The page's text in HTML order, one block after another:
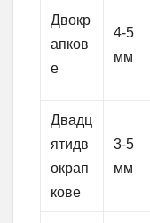
Двокр
апков
е
4-5
мм
Двадц
ятидв
окрап
кове
3-5
мм